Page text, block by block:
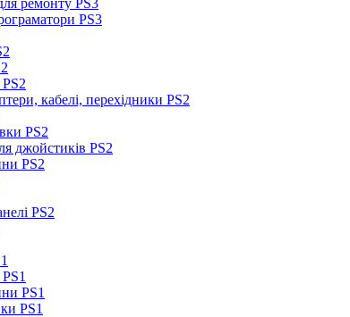
PS3
кабелі, перехідники PS2
PS2
джойстиків PS2
PS2
PS2
PS1
PS1